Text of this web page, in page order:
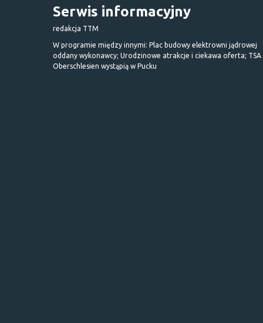
Serwis informacyjny
redakcja TTM
W programie między innymi: Plac budowy elektrowni jądrowej
oddany wykonawcy; Urodzinowe atrakcje i ciekawa oferta; TSA
Oberschlesien wystąpią w Pucku